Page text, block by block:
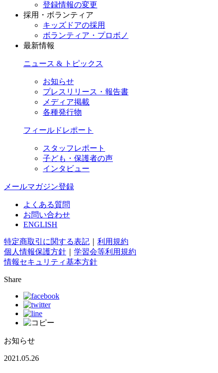
登録情報の変更
採用・ボランティア
キッズドアの採用
ボランティア・プロボノ
最新情報
ニュース & トピックス
お知らせ
プレスリリース・報告書
メディア掲載
各種発行物
フィールドレポート
スタッフレポート
子ども・保護者の声
インタビュー
メールマガジン登録
よくある質問
お問い合わせ
ENGLISH
特定商取引に関する表記
利用規約
個人情報保護方針
学習会等利用規約
情報セキュリティ基本方針
Share
お知らせ
2021.05.26